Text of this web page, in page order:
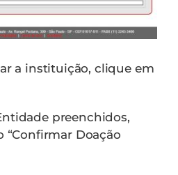
a instituição, clique em
preenchidos,
“Confirmar Doação